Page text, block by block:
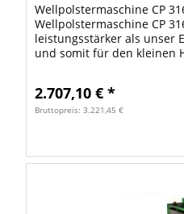
Wellpolstermaschine CP
Wellpolstermaschine CP
leistungsstärker als unser
und somit für den kleinen
2.707,10 € *
Bruttopreis: 3.221,45 €